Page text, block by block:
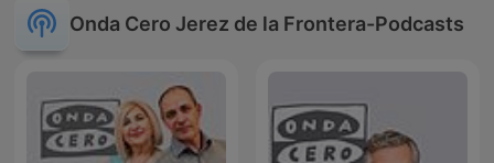
Onda Cero Jerez de la Frontera-Podcasts